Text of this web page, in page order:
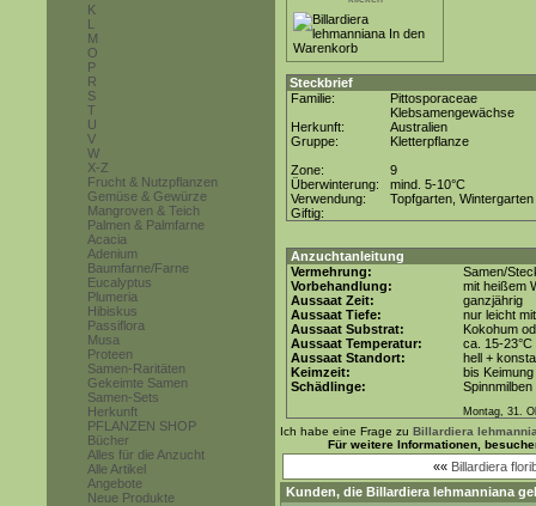
K
L
M
O
P
R
S
T
U
V
W
X-Z
Frucht & Nutzpflanzen
Gemüse & Gewürze
Mangroven & Teich
Palmen & Palmfarne
Acacia
Adenium
Baumfarne/Farne
Eucalyptus
Plumeria
Hibiskus
Passiflora
Musa
Proteen
Samen-Raritäten
Gekeimte Samen
Samen-Sets
Herkunft
PFLANZEN SHOP
Bücher
Alles für die Anzucht
Alle Artikel
Angebote
Neue Produkte
Steckbrief
Familie:
Pittosporaceae
Klebsamengewächse
Herkunft:
Australien
Gruppe:
Kletterpflanze
Zone:
9
Überwinterung:
mind. 5-10°C
Verwendung:
Topfgarten, Wintergarten
Giftig:
Anzuchtanleitung
Vermehrung:
Samen/
Vorbehandlung:
mit heißem
Aussaat Zeit:
ganzjährig
Aussaat Tiefe:
nur leicht
Aussaat Substrat:
Kokohum
Aussaat Temperatur:
ca. 15-23°C
Aussaat Standort:
hell +
Keimzeit:
bis
Schädlinge:
Montag, 31.
Ich habe eine Frage zu Billardiera
Für weitere Informationen,
«« Billardiera
Kunden, die Billardiera lehmanniana